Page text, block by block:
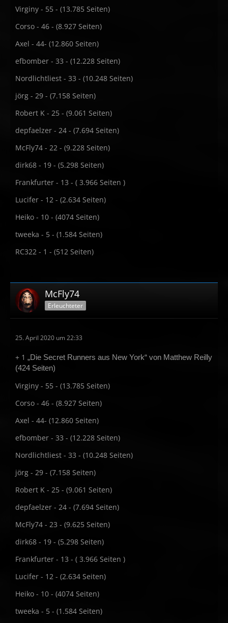
Virginy - 55 - (13.785 Seiten)
Corso - 46 - (8.927 Seiten)
Axel - 44- (12.860 Seiten)
efbomber - 33 - (12.228 Seiten)
Nordlichtliest - 33 - (10.248 Seiten)
jörg - 29 - (7.158 Seiten)
Robert K - 25 - (9.061 Seiten)
depfaelzer - 24 - (7.694 Seiten)
McFly74 - 22 - (9.228 Seiten)
dirk68 - 19 - (5.298 Seiten)
Frankfurter - 13 - ( 3.966 Seiten )
Lucifer - 12 - (2.634 Seiten)
Heiko - 10 - (4074 Seiten)
tweeka - 5 - (1.584 Seiten)
RC322 - 1 - (512 Seiten)
McFly74
Erleuchteter
25. April 2020 um 22:33
+ 1 „Die Secret Runners aus New York“ von Matthew Reilly
(424 Seiten)
Virginy - 55 - (13.785 Seiten)
Corso - 46 - (8.927 Seiten)
Axel - 44- (12.860 Seiten)
efbomber - 33 - (12.228 Seiten)
Nordlichtliest - 33 - (10.248 Seiten)
jörg - 29 - (7.158 Seiten)
Robert K - 25 - (9.061 Seiten)
depfaelzer - 24 - (7.694 Seiten)
McFly74 - 23 - (9.625 Seiten)
dirk68 - 19 - (5.298 Seiten)
Frankfurter - 13 - ( 3.966 Seiten )
Lucifer - 12 - (2.634 Seiten)
Heiko - 10 - (4074 Seiten)
tweeka - 5 - (1.584 Seiten)